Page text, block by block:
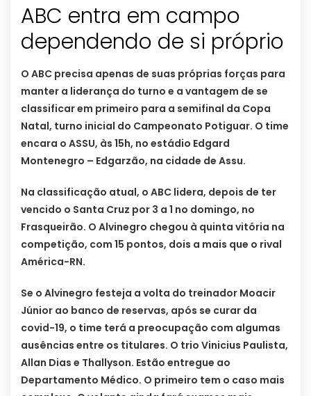
ABC entra em campo
dependendo de si próprio
O ABC precisa apenas de suas próprias forças para
manter a liderança do turno e a vantagem de se
classificar em primeiro para a semifinal da Copa
Natal, turno inicial do Campeonato Potiguar. O time
encara o ASSU, às 15h, no estádio Edgard
Montenegro – Edgarzão, na cidade de Assu.
Na classificação atual, o ABC lidera, depois de ter
vencido o Santa Cruz por 3 a 1 no domingo, no
Frasqueirão. O Alvinegro chegou à quinta vitória na
competição, com 15 pontos, dois a mais que o rival
América-RN.
Se o Alvinegro festeja a volta do treinador Moacir
Júnior ao banco de reservas, após se curar da
covid-19, o time terá a preocupação com algumas
ausências entre os titulares. O trio Vinicius Paulista,
Allan Dias e Thallyson. Estão entregue ao
Departamento Médico. O primeiro tem o caso mais